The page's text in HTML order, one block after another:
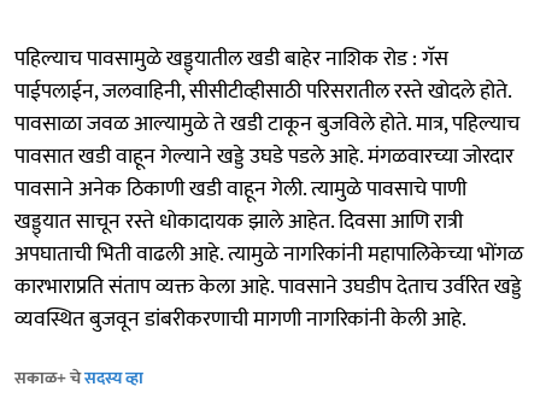
पहिल्याच पावसामुळे खड्ड्यातील खडी बाहेर नाशिक रोड : गॅस
पाईपलाईन, जलवाहिनी, सीसीटीव्हीसाठी परिसरातील रस्ते खोदले होते.
पावसाळा जवळ आल्यामुळे ते खडी टाकून बुजविले होते. मात्र, पहिल्याच
पावसात खडी वाहून गेल्याने खड्डे उघडे पडले आहे. मंगळवारच्या जोरदार
पावसाने अनेक ठिकाणी खडी वाहून गेली. त्यामुळे पावसाचे पाणी
खड्ड्यात साचून रस्ते धोकादायक झाले आहेत. दिवसा आणि रात्री
अपघाताची भिती वाढली आहे. त्यामुळे नागरिकांनी महापालिकेच्या भोंगळ
कारभाराप्रति संताप व्यक्त केला आहे. पावसाने उघडीप देताच उर्वरित खड्डे
व्यवस्थित बुजवून डांबरीकरणाची मागणी नागरिकांनी केली आहे.
सकाळ+ चेसदस्य व्हा